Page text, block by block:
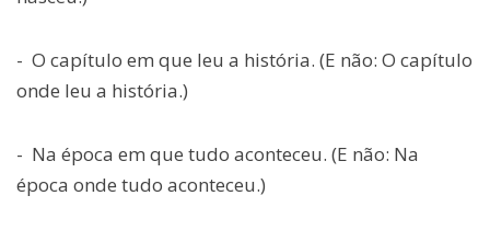
- O capítulo em que leu a história. (E não: O capítulo
onde leu a história.)
- Na época em que tudo aconteceu. (E não: Na
época onde tudo aconteceu.)